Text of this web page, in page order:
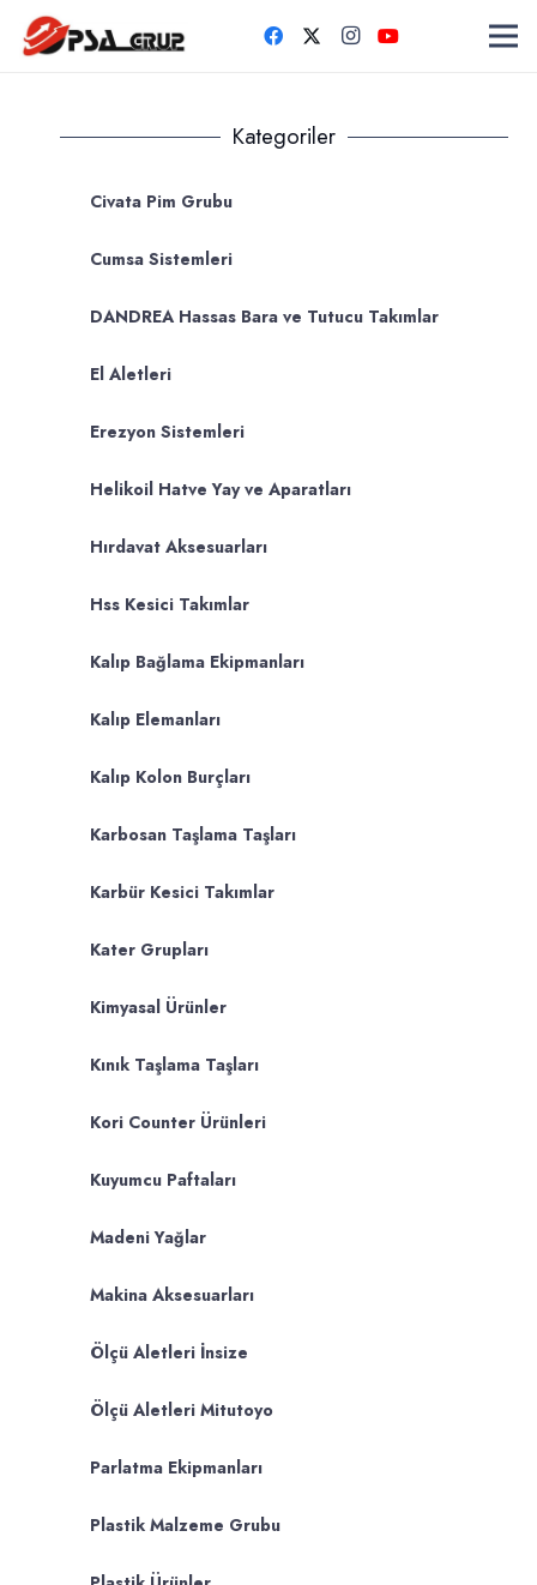
Kategoriler
Civata Pim Grubu
Cumsa Sistemleri
DANDREA Hassas Bara ve Tutucu Takımlar
El Aletleri
Erezyon Sistemleri
Helikoil Hatve Yay ve Aparatları
Hırdavat Aksesuarları
Hss Kesici Takımlar
Kalıp Bağlama Ekipmanları
Kalıp Elemanları
Kalıp Kolon Burçları
Karbosan Taşlama Taşları
Karbür Kesici Takımlar
Kater Grupları
Kimyasal Ürünler
Kınık Taşlama Taşları
Kori Counter Ürünleri
Kuyumcu Paftaları
Madeni Yağlar
Makina Aksesuarları
Ölçü Aletleri İnsize
Ölçü Aletleri Mitutoyo
Parlatma Ekipmanları
Plastik Malzeme Grubu